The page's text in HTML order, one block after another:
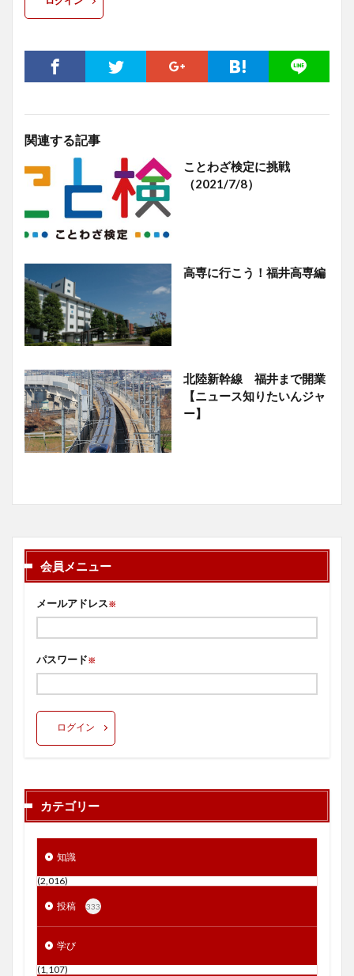
関連する記事
ことわざ検定に挑戦
（2021/7/8）
高専に行こう！福井高専編
北陸新幹線 福井まで開業
【ニュース知りたいんジャ
ー】
会員メニュー
メールアドレス※
パスワード※
ログイン
カテゴリー
知識
(2,016)
投稿 333
学び
(1,107)